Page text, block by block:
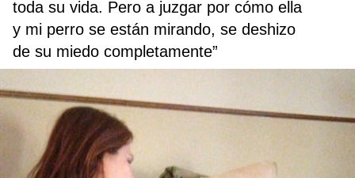
toda su vida. Pero a juzgar por cómo ella
y mi perro se están mirando, se deshizo
de su miedo completamente”